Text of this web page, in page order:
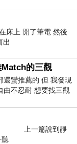
每年都會有
徒，間關趕路
一班列車，
黑蘭首都。
安卡拉，塔特
進入德黑蘭進
生意外，所
床上 開了筆電 然後
出
的三觀
還蠻推薦的 但 我發現
由不忍耐 想要找三觀
上一篇說到靜